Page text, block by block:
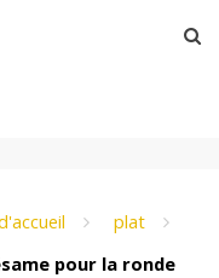
plat
pour la ronde